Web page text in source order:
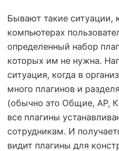
Бывают такие ситуации,
компьютерах
определенный набор
которых им не нужна.
ситуация, когда в
много плагинов и
(обычно это Общие, АР,
все плагины
сотрудникам. И
видит плагины для